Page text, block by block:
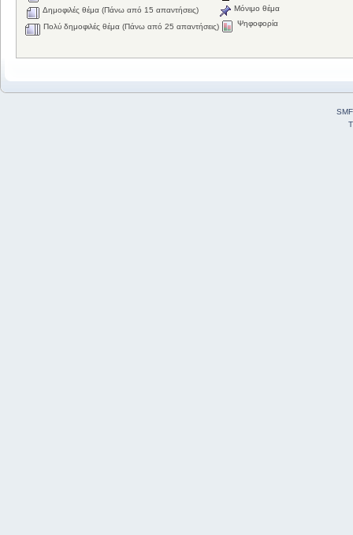
Δημοφιλές θέμα (Πάνω από 15 απαντήσεις)
Πολύ δημοφιλές θέμα (Πάνω από 25 απαντήσεις)
Μόνιμο θέμα
Ψηφοφορία